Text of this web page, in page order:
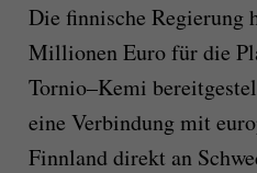
Die finnische Regierung
Millionen Euro für die
Tornio–Kemi
eine Verbindung mit
Finnland direkt an